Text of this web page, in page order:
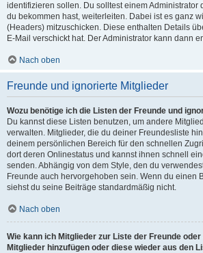
identifizieren sollen. Du solltest einem Administrator
du bekommen hast, weiterleiten. Dabei ist es ganz
(Headers) mitzuschicken. Diese enthalten Details
E-Mail verschickt hat. Der Administrator kann dann
Nach oben
Freunde und ignorierte Mitglieder
Wozu benötige ich die Listen der Freunde und
Du kannst diese Listen benutzen, um andere
verwalten. Mitglieder, die du deiner Freundesliste
deinem persönlichen Bereich für den schnellen
dort deren Onlinestatus und kannst ihnen schnell
senden. Abhängig von dem Style, den du
Freunde auch hervorgehoben sein. Wenn du einen
siehst du seine Beiträge standardmäßig nicht.
Nach oben
Wie kann ich Mitglieder zur Liste der Freunde
Mitglieder hinzufügen oder diese wieder aus den